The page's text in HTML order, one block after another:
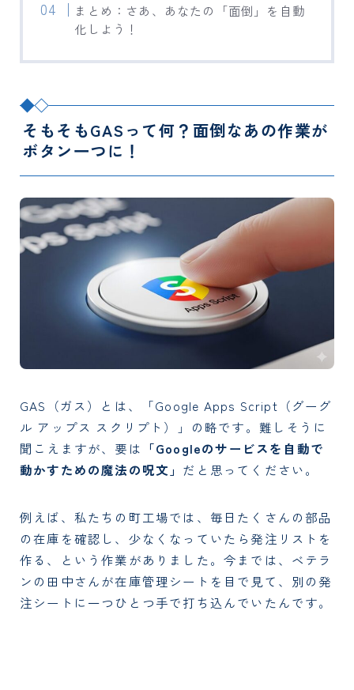
まとめ：さあ、あなたの「面倒」を自動
化しよう！
そもそもGASって何？面倒なあの作業が
ボタン一つに！
GAS（ガス）とは、「Google Apps Script（グーグ
ル アップス スクリプト）」の略です。難しそうに
聞こえますが、要は 「Googleのサービスを自動で
動かすための魔法の呪文」 だと思ってください。
例えば、私たちの町工場では、毎日たくさんの部品
の在庫を確認し、少なくなっていたら発注リストを
作る、という作業がありました。今までは、ベテラ
ンの田中さんが在庫管理シートを目で見て、別の発
注シートに一つひとつ手で打ち込んでいたんです。